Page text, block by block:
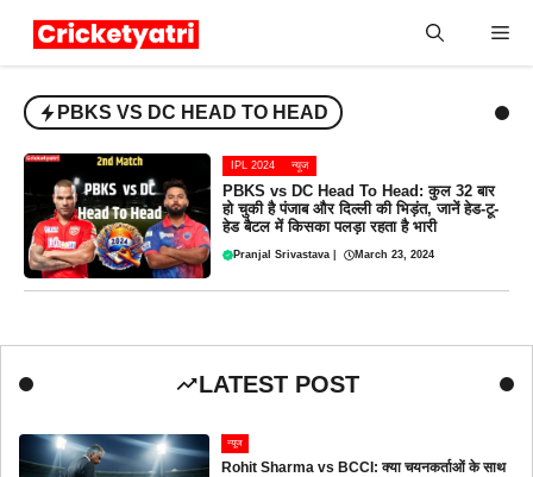
PBKS VS DC HEAD TO HEAD
IPL 2024 न्यूज
PBKS vs DC Head To Head: कुल 32 बार
हो चुकी है पंजाब और दिल्ली की भिड़ंत, जानें हेड-टू-
हेड बैटल में किसका पलड़ा रहता है भारी
Pranjal Srivastava March 23, 2024
LATEST POST
न्यूज
Rohit Sharma vs BCCI: क्या चयनकर्ताओं के साथ